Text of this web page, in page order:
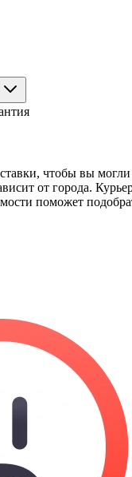
чтобы вы
от города.
поможет